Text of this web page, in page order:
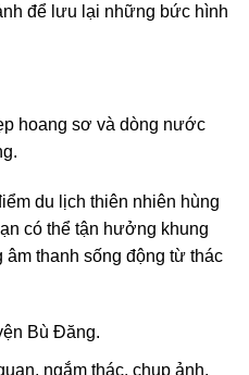
để lưu lại những bức hình
hoang sơ và dòng nước
du lịch thiên nhiên hùng
có thể tận hưởng khung
thanh sống động từ thác
Bù Đăng.
ngắm thác, chụp ảnh.